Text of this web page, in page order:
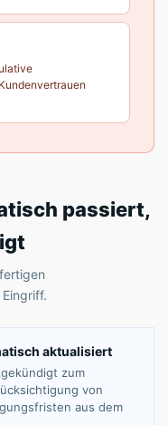
passiert,
aktualisiert
zum
von
aus dem